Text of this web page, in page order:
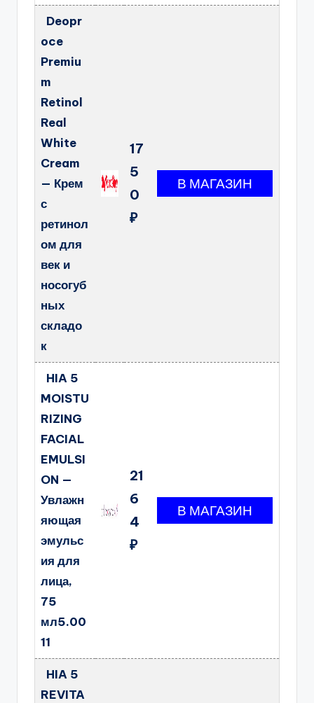
Deopr
oce
Premiu
m
Retinol
Real
White
Cream
— Крем
с
ретинол
ом для
век и
носогуб
ных
складо
к
17
5
0
₽
HIA 5
MOISTU
RIZING
FACIAL
EMULSI
ON —
Увлажн
яющая
эмульс
ия для
лица,
75
мл5.00
11
21
6
4
₽
HIA 5
REVITA